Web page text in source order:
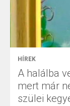
HÍREK
A halálba
mert már
szülei